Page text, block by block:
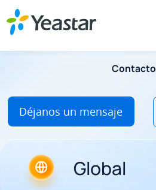
Contacto
Déjanos un mensaje
Global